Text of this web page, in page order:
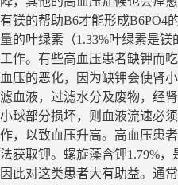
有镁的帮助B6才能形成B6PO4
量的叶绿素（1.33%叶绿素是
工作。有些高血压患者缺钾而
血压的恶化，因为缺钾会使肾
滤血液，过滤水分及废物，经
小球部分损坏，则血液流速必
作，以致血压升高。高血压患
法获取钾。螺旋藻含钾1.79%，
因此对这类患者大有助益。通